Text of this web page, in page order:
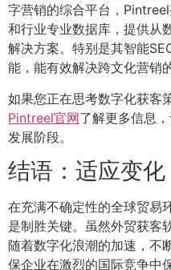
字营销的综合平台，
和行业专业数据库，提供从
解决方案。特别是其智能
能，能有效解决跨文化营销
如果您正在思考数字化获客
Pintreel官网了解更多信息
发展阶段。
结语：适应变
在充满不确定性的全球贸易
是制胜关键。虽然外贸获客
随着数字化浪潮的加速，不
保企业在激烈的国际竞争中